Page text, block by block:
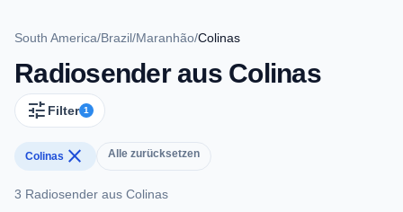
South America/Brazil/Maranhão/Colinas
Radiosender aus Colinas
tune Filter 1
Colinas close Alle zurücksetzen
3 Radiosender aus Colinas